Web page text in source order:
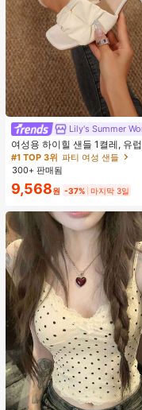
여성용 하이힐 샌들 1켤레, 유
플러스 사이즈 어머니날 선물,
블하고 편안한 PU 미끄럼 방지
드 컬러 청키 힐 주름 텍스처 라
토 오픈토 슬립온 하이힐, 힐
m, 실내외 겸용, 귀엽고 고급스
일리.파티.볼.휴가.홈.캠퍼스.모
피스용, 2026 봄/여름 신상 (약
나옴)
#1 TOP 3위 파티 여성 샌들
300+ 판매됨
9,568원 -37% 마지막 3일